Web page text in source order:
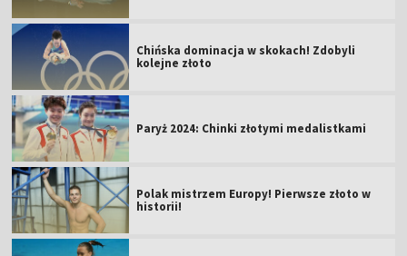
Chińska dominacja w skokach! Zdobyli
kolejne złoto
Paryż 2024: Chinki złotymi medalistkami
Polak mistrzem Europy! Pierwsze złoto w
historii!